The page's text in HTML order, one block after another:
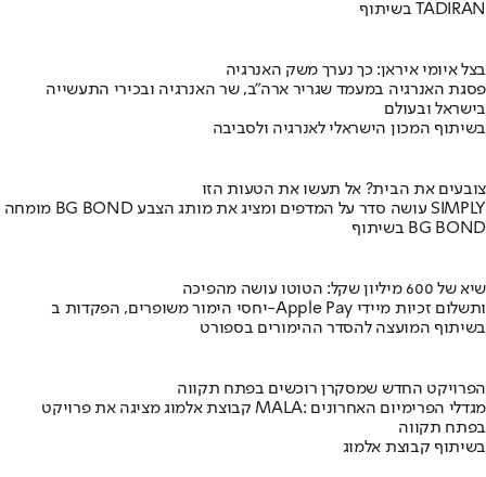
בשיתוף TADIRAN
בצל איומי איראן: כך נערך משק האנרגיה
פסגת האנרגיה במעמד שגריר ארה"ב, שר האנרגיה ובכירי התעשייה
בישראל ובעולם
בשיתוף המכון הישראלי לאנרגיה ולסביבה
צובעים את הבית? אל תעשו את הטעות הזו
מומחה BG BOND עושה סדר על המדפים ומציג את מותג הצבע SIMPLY
בשיתוף BG BOND
שיא של 600 מיליון שקל: הטוטו עושה מהפיכה
יחסי הימור משופרים, הפקדות ב-Apple Pay ותשלום זכיות מיידי
בשיתוף המועצה להסדר ההימורים בספורט
הפרויקט החדש שמסקרן רוכשים בפתח תקווה
קבוצת אלמוג מציגה את פרויקט MALA: מגדלי הפרימיום האחרונים
בפתח תקווה
בשיתוף קבוצת אלמוג